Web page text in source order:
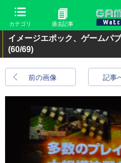
カテゴリ 過去記事
イメージエポック、ゲームパ
(60/69)
前の画像 記事